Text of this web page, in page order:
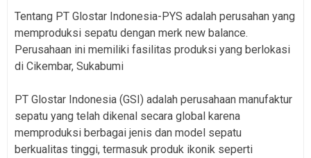
Tentang PT Glostar Indonesia-PYS adalah perusahan yang
memproduksi sepatu dengan merk new balance.
Perusahaan ini memiliki fasilitas produksi yang berlokasi
di Cikembar, Sukabumi
PT Glostar Indonesia (GSI) adalah perusahaan manufaktur
sepatu yang telah dikenal secara global karena
memproduksi berbagai jenis dan model sepatu
berkualitas tinggi, termasuk produk ikonik seperti